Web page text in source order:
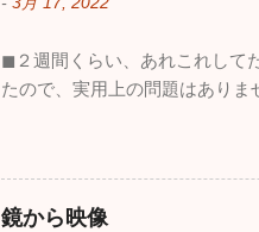
◼︎２週間くらい、あれこれして
たので、実用上の問題はありま
鏡から映像